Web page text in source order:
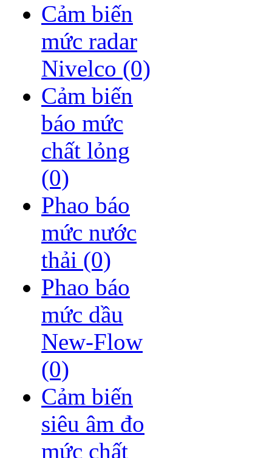
Cảm biến
mức radar
Nivelco (0)
Cảm biến
báo mức
chất lỏng
(0)
Phao báo
mức nước
thải (0)
Phao báo
mức dầu
New-Flow
(0)
Cảm biến
siêu âm đo
mức chất